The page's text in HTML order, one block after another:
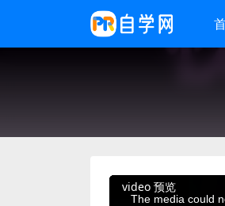
video 预览
This
The media could